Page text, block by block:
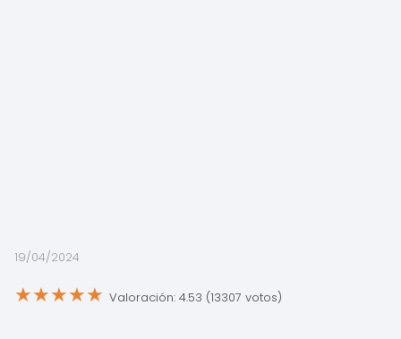
19/04/2024
★★★★★ Valoración: 4.53 (13307 votos)